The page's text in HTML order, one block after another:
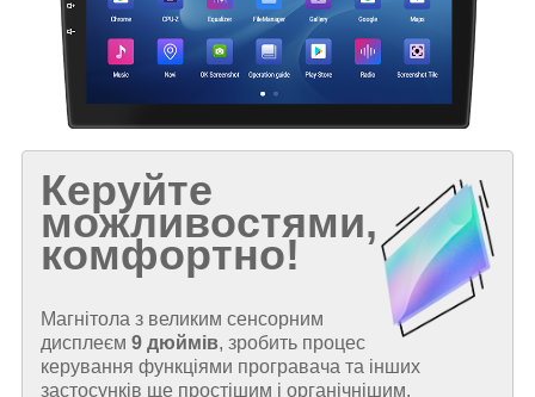
Керуйте
можливостями,
комфортно!
Магнітола з великим сенсорним
дисплеєм 9 дюймів, зробить процес
керування функціями програвача та інших
застосунків ще простішим і органічнішим.